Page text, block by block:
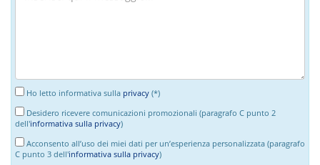
Ho letto informativa sulla privacy (*)
Desidero ricevere comunicazioni promozionali (paragrafo C punto 2
dell'informativa sulla privacy)
Acconsento all’uso dei miei dati per un’esperienza personalizzata (paragrafo
C punto 3 dell'informativa sulla privacy)